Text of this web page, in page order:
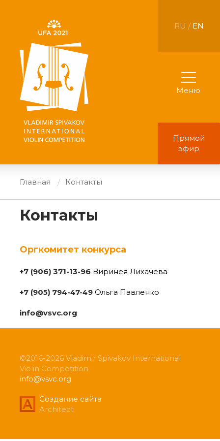
RU / EN
Прямой
эфир
Меню
Главная Контакты
Контакты
Оргкомитет конкурса
+7 (906) 371-13-96 Виринея Лихачёва
+7 (905) 794-47-49 Ольга Павленко
info@vsvc.org
©2016-2026 Vladimir Spivakov International
Violin Competition
info@vsvc.org
Создание сайта
Architect